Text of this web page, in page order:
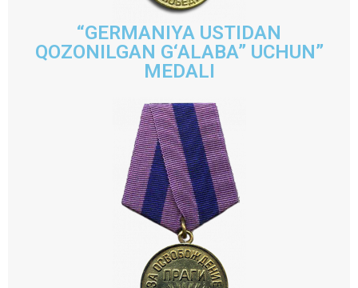
“GERMANIYA USTIDAN
QOZONILGAN G‘ALABA” UCHUN”
MEDALI